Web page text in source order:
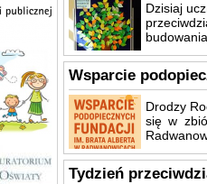
Dzisiaj
Wsparcie
Drodzy
się w
Tydzień